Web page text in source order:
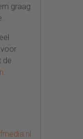
graag
de
.